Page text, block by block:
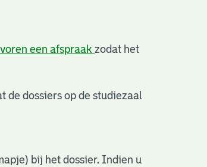
een afspraakzodat het
de dossiers op de studiezaal
bij het dossier. Indien u